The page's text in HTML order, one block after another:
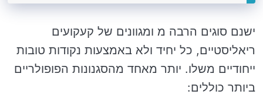
ישנם סוגים הרבה מ ומגוונים של קעקועים
ריאליסטיים, כל יחיד ולא באמצעות נקודות טובות
ייחודיים משלו. יותר מאחד מהסגנונות הפופולריים
ביותר כוללים: